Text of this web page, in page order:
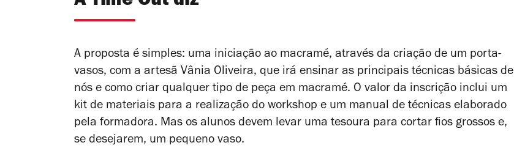
A proposta é simples: uma iniciação ao macramé, através da criação de um porta-
vasos, com a artesã Vânia Oliveira, que irá ensinar as principais técnicas básicas de
nós e como criar qualquer tipo de peça em macramé. O valor da inscrição inclui um
kit de materiais para a realização do workshop e um manual de técnicas elaborado
pela formadora. Mas os alunos devem levar uma tesoura para cortar fios grossos e,
se desejarem, um pequeno vaso.